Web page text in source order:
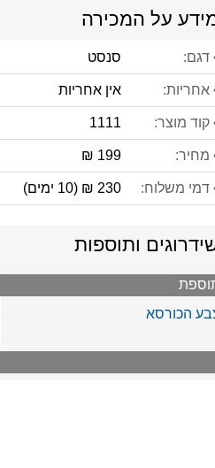
על המכירה
דגם: סנסט
אחריות: אין אחריות
קוד מוצר: 1111
מחיר: 199 ₪
דמי משלוח: 230 ₪ (10 ימים)
ותוספות
הכורסא